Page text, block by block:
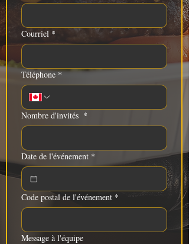
Courriel *
Téléphone *
Nombre d'invités *
Date de l'événement *
Code postal de l'événement *
Message à l'équipe